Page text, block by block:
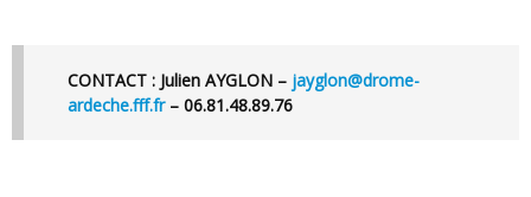
CONTACT : Julien AYGLON – jayglon@drome-
ardeche.fff.fr– 06.81.48.89.76